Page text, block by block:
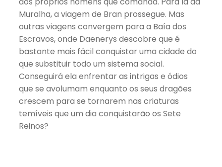
Muralha, a viagem de Bran prossegue. Mas
outras viagens convergem para a Baía dos
Escravos, onde Daenerys descobre que é
bastante mais fácil conquistar uma cidade do
que substituir todo um sistema social.
Conseguirá ela enfrentar as intrigas e ódios
que se avolumam enquanto os seus dragões
crescem para se tornarem nas criaturas
temíveis que um dia conquistarão os Sete
Reinos?